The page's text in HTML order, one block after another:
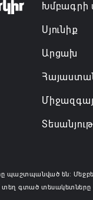
Խմբագրի
Սյունիք
Արցախ
պաշտպանված են:
տեղ գտած տեսակետները